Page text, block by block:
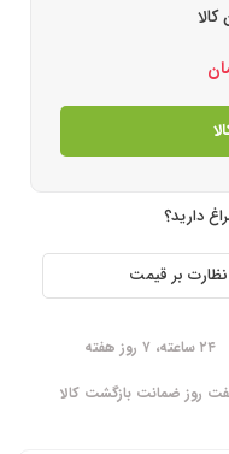
دارید؟
بر قیمت
۲۴ ساعته، ۷ روز هفته
روز ضمانت بازگشت کالا